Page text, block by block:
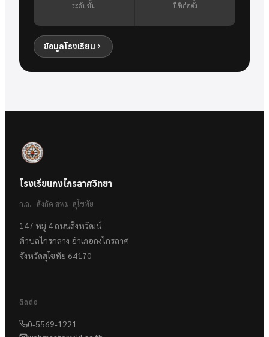
ระดับชั้น ปีที่ก่อตั้ง
ข้อมูลโรงเรียน
โรงเรียนกงไกรลาศวิทยา
ก.ล. · สังกัด สพม. สุโขทัย
147 หมู่ 4 ถนนสิงหวัฒน์
ตำบลไกรกลาง อำเภอกงไกรลาศ
จังหวัดสุโขทัย 64170
ติดต่อ
0-5569-1221